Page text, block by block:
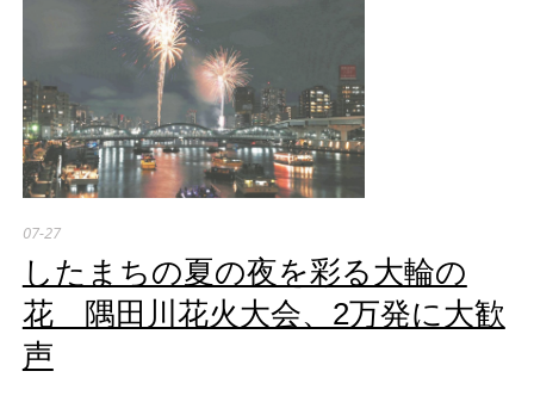
07-27
したまちの夏の夜を彩る大輪の
花 隅田川花火大会、2万発に大歓
声